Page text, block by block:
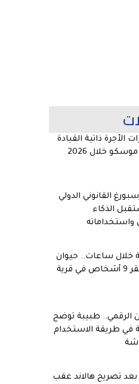
الأجرة ذاتية القيادة
خلال 2026
القانوني الدولي
الذكاء
واستخداماته
خلال ساعات.. حيوان
مفترس يعقر 9 أشخاص في قرية
الرقمي.. طبيبة توضح
في طريقة الاستخدام
تصريح هالاند عقب